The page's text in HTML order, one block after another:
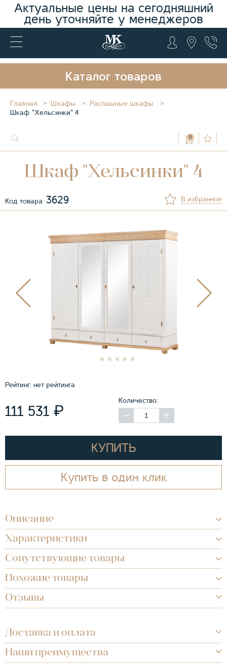
Актуальные цены на сегодняшний
день уточняйте у менеджеров
Каталог товаров
Главная Шкафы
Распашные шкафы
Шкаф "Хельсинки" 4
0
Шкаф "Хельсинки" 4
Код товара: 3629 В избранное
Рейтинг: нет рейтинга
111 531 ₽
Количество:
КУПИТЬ
Купить в один клик
Описание
Характеристики
Сопутствующие товары
Похожие товары
Отзывы
Доставка и оплата
Наши преимущества